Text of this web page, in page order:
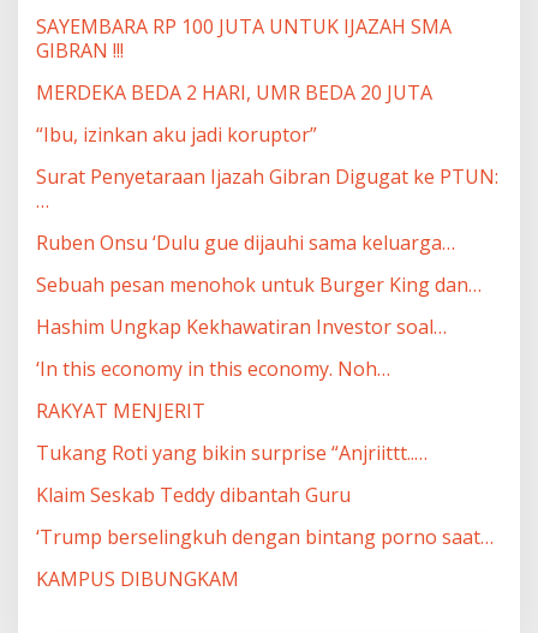
SAYEMBARA RP 100 JUTA UNTUK IJAZAH SMA
GIBRAN !!!
MERDEKA BEDA 2 HARI, UMR BEDA 20 JUTA
“Ibu, izinkan aku jadi koruptor”
Surat Penyetaraan Ijazah Gibran Digugat ke PTUN:
…
Ruben Onsu ‘Dulu gue dijauhi sama keluarga…
Sebuah pesan menohok untuk Burger King dan…
Hashim Ungkap Kekhawatiran Investor soal…
‘In this economy in this economy. Noh…
RAKYAT MENJERIT
Tukang Roti yang bikin surprise “Anjriittt..…
Klaim Seskab Teddy dibantah Guru
‘Trump berselingkuh dengan bintang porno saat…
KAMPUS DIBUNGKAM